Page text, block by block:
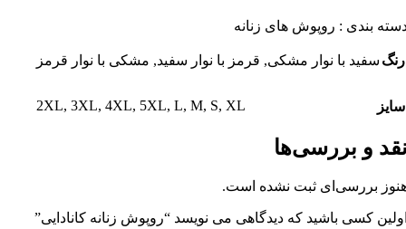
بندی : روپوش های زنانه
رنگ سفید با نوار مشکی, قرمز با نوار سفید, مشکی با نوار قرمز
سایز 2XL, 3XL, 4XL, 5XL, L, M, S, XL
و بررسی‌ها
بررسی‌ای ثبت نشده است.
کسی باشید که دیدگاهی می نویسد “روپوش زنانه کانادایی”